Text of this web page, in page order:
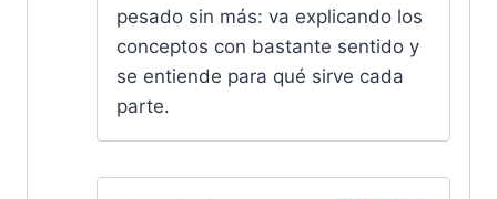
pesado sin más: va explicando los
conceptos con bastante sentido y
se entiende para qué sirve cada
parte.